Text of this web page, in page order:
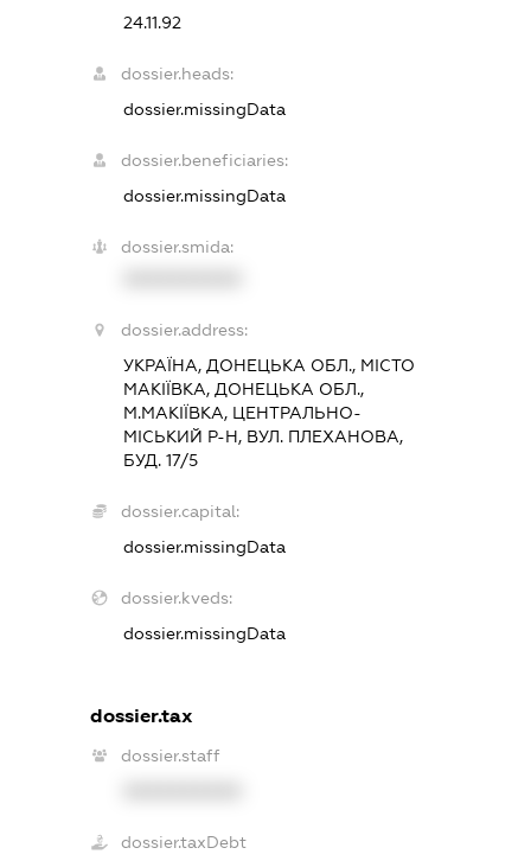
24.11.92
dossier.heads:
dossier.missingData
dossier.beneficiaries:
dossier.missingData
dossier.smida:
dossier.address:
УКРАЇНА, ДОНЕЦЬКА ОБЛ., МІСТО
МАКІЇВКА, ДОНЕЦЬКА ОБЛ.,
М.МАКІЇВКА, ЦЕНТРАЛЬНО-
МІСЬКИЙ Р-Н, ВУЛ. ПЛЕХАНОВА,
БУД. 17/5
dossier.capital:
dossier.missingData
dossier.kveds:
dossier.missingData
dossier.tax
dossier.staff
dossier.taxDebt